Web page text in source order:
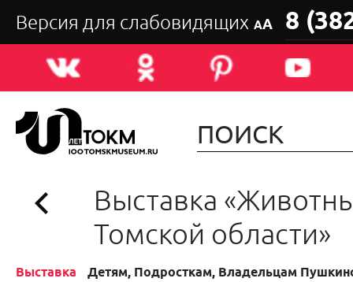
Версия для слабовидящих АА 8
Выставка
Томской области»
Выставка Детям, Подросткам, Владельцам